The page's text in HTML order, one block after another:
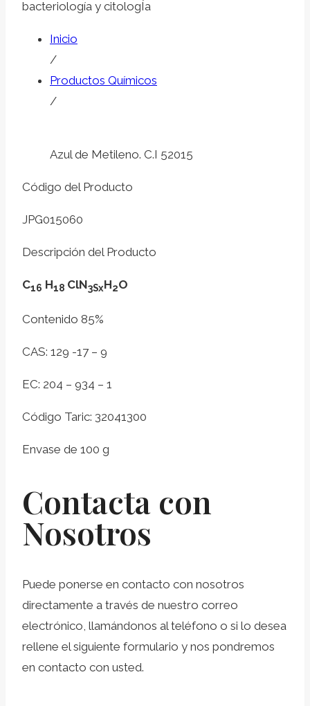
bacteriología y citologÍ­a
Inicio
/
Productos Químicos
/
Azul de Metileno. C.I 52015
Código del Producto
JPG015060
Descripción del Producto
C16 H18 ClN3SxH2O
Contenido 85%
CAS: 129 -17 – 9
EC: 204 – 934 – 1
Código Taric: 32041300
Envase de 100 g
Contacta con
Nosotros
Puede ponerse en contacto con nosotros
directamente a través de nuestro correo
electrónico, llamándonos al teléfono o si lo desea
rellene el siguiente formulario y nos pondremos
en contacto con usted.